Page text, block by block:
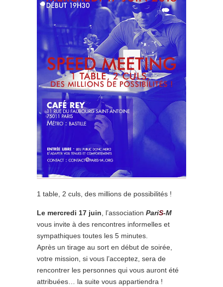
1 table, 2 culs, des millions de possibilités !
Le mercredi 17 juin , l’association PariS-M
vous invite à des rencontres informelles et
sympathiques toutes les 5 minutes.
Après un tirage au sort en début de soirée,
votre mission, si vous l’acceptez, sera de
rencontrer les personnes qui vous auront été
attribuées… la suite vous appartiendra !